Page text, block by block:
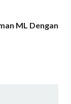
ML Dengan